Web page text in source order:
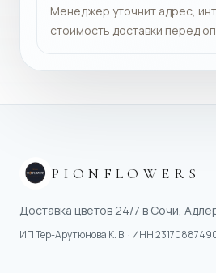
Менеджер уточнит адрес,
стоимость доставки перед
PIONFLOWERS
Доставка цветов 24/7 в Сочи,
ИП Тер-Арутюнова К. В. · ИНН